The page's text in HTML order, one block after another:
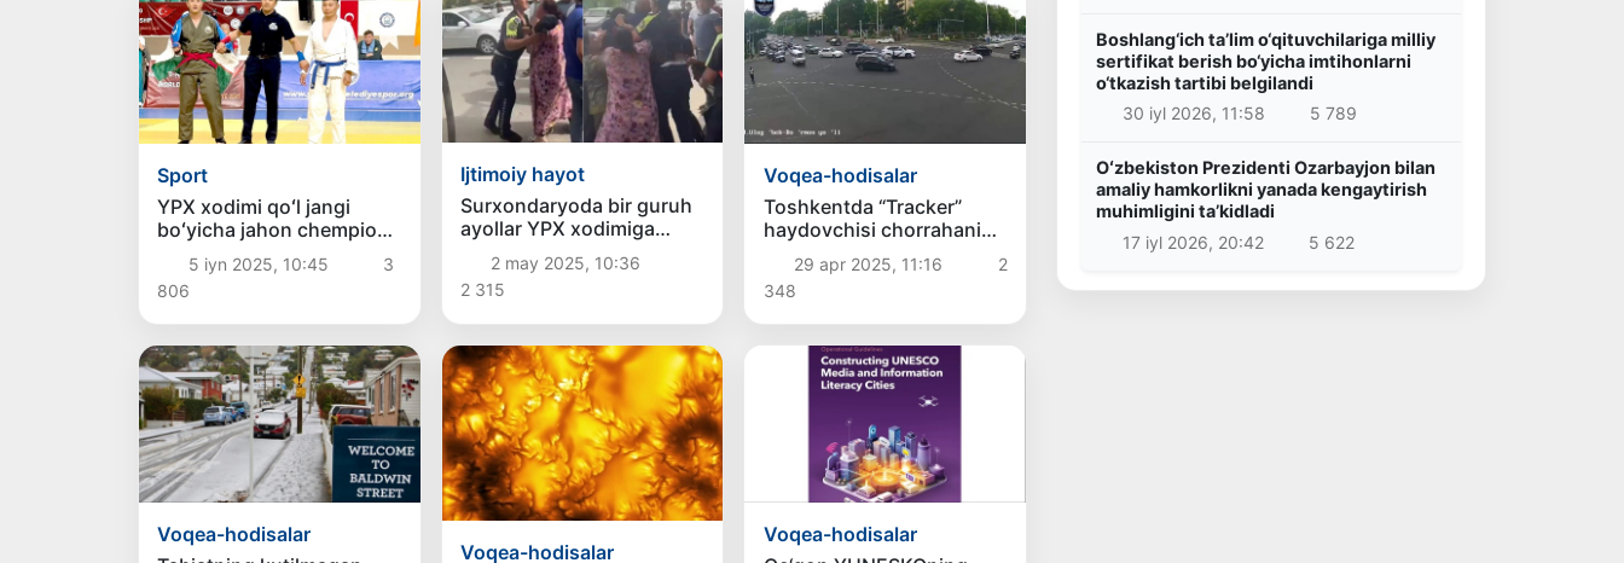
Sport
YPX xodimi qoʻl jangi
boʻyicha jahon chempioni
boʻldi5 iyn 2025, 10:45
3
806
Ijtimoiy hayot
Surxondaryoda bir guruh
ayollar YPX xodimiga
kuch ishlatdi
2 may 2025, 10:36
2 315
Voqea-hodisalar
Toshkentda “Tracker”
haydovchisi chorrahani
tartibga solayotgan
inspektorni urib yubordi
29 apr 2025, 11:16
2
348
Voqea-hodisalar
Voqea-hodisalar
Voqea-hodisalar
Boshlang‘ich ta’lim o‘qituvchilariga milliy
sertifikat berish bo‘yicha imtihonlarni
o‘tkazish tartibi belgilandi
30 iyl 2026, 11:58
5 789
Oʻzbekiston Prezidenti Ozarbayjon bilan
amaliy hamkorlikni yanada kengaytirish
muhimligini taʼkidladi
17 iyl 2026, 20:42
5 622